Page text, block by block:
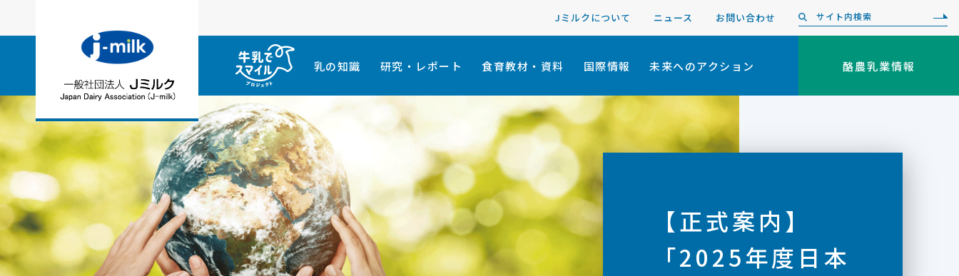
Jミルクについて ニュース お問い合わせ
乳の知識 研究・レポート 食育教材・資料 国際情報 未来へのアクション 酪農乳業情報
【正式案内】
「2025年度日本